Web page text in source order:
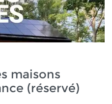
maisons
(réservé)